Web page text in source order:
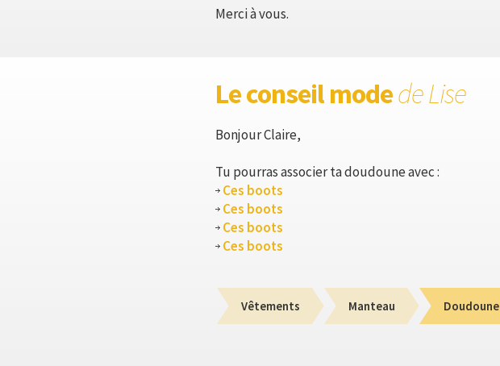
Merci à vous.
Le conseil modede Lise
Bonjour Claire,
Tu pourras associer ta doudoune avec :
Ces boots
Ces boots
Ces boots
Ces boots
Vêtements Manteau Doudoune